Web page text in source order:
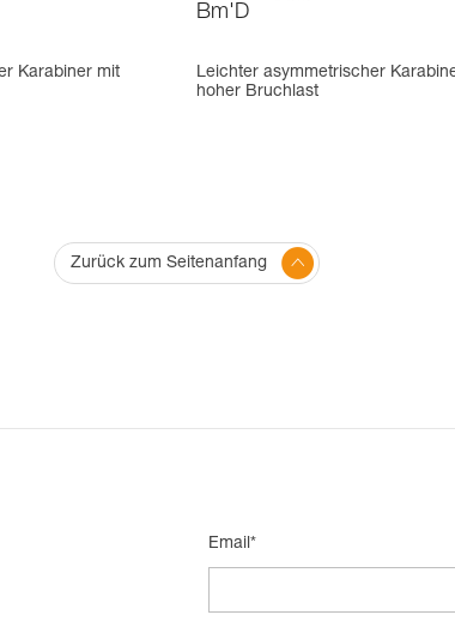
Karabiner mit
Bm'D
Leichter asymmetrischer
hoher Bruchlast
Zurück zum Seitenanfang
Email*